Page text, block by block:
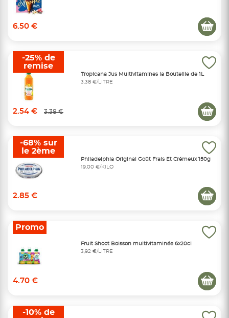
6.50 €
Tropicana Jus Multivitamines la Bouteille de 1L
3,38 €/LITRE
2.54 € 3.38 €
-25% de
remise
Philadelphia Original Goût Frais Et Crémeux 150g
19,00 €/KILO
2.85 €
-68% sur
le 2ème
Fruit Shoot Boisson multivitaminée 6x20cl
3,92 €/LITRE
4.70 €
Promo
-10% de